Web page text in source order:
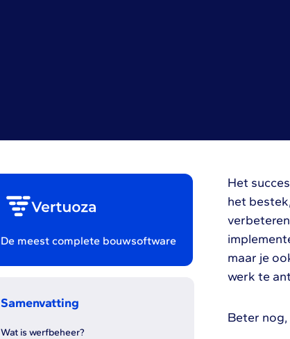
De meest complete bouwsoftware
Samenvatting
Wat is werfbeheer?
Het
het
maar je
werk te
Beter